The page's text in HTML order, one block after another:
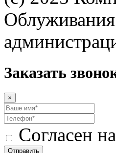
Заказать
×
Согласен
Отправить